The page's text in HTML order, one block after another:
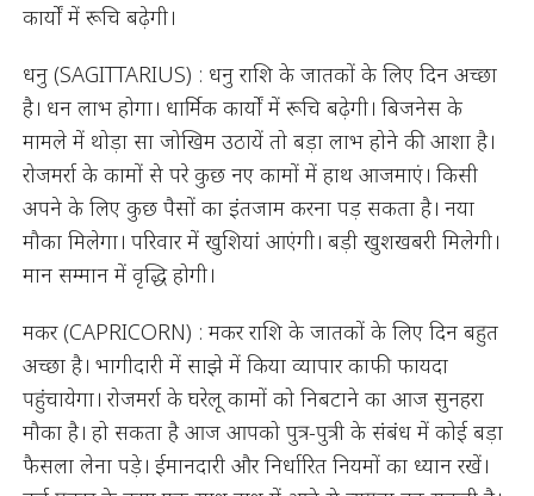
कार्यों में रूचि बढ़ेगी।
धनु (SAGITTARIUS) : धनु राशि के जातकों के लिए दिन अच्छा
है। धन लाभ होगा। धार्मिक कार्यों में रूचि बढ़ेगी। बिजनेस के
मामले में थोड़ा सा जोखिम उठायें तो बड़ा लाभ होने की आशा है।
रोजमर्रा के कामों से परे कुछ नए कामों में हाथ आजमाएं। किसी
अपने के लिए कुछ पैसों का इंतजाम करना पड़ सकता है। नया
मौका मिलेगा। परिवार में खुशियां आएंगी। बड़ी खुशखबरी मिलेगी।
मान सम्मान में वृद्धि होगी।
मकर (CAPRICORN) : मकर राशि के जातकों के लिए दिन बहुत
अच्छा है। भागीदारी में साझे में किया व्यापार काफी फायदा
पहुंचायेगा। रोजमर्रा के घरेलू कामों को निबटाने का आज सुनहरा
मौका है। हो सकता है आज आपको पुत्र-पुत्री के संबंध में कोई बड़ा
फैसला लेना पड़े। ईमानदारी और निर्धारित नियमों का ध्यान रखें।